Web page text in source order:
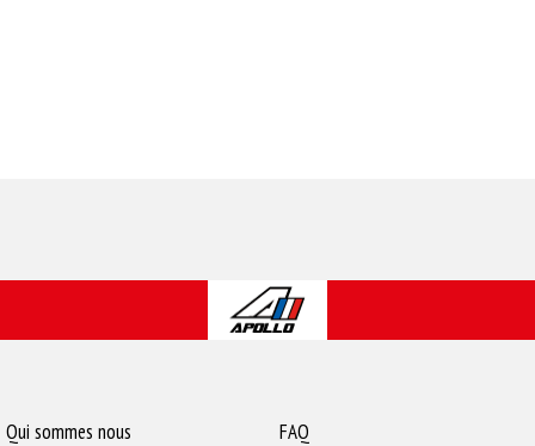
Qui sommes nous FAQ